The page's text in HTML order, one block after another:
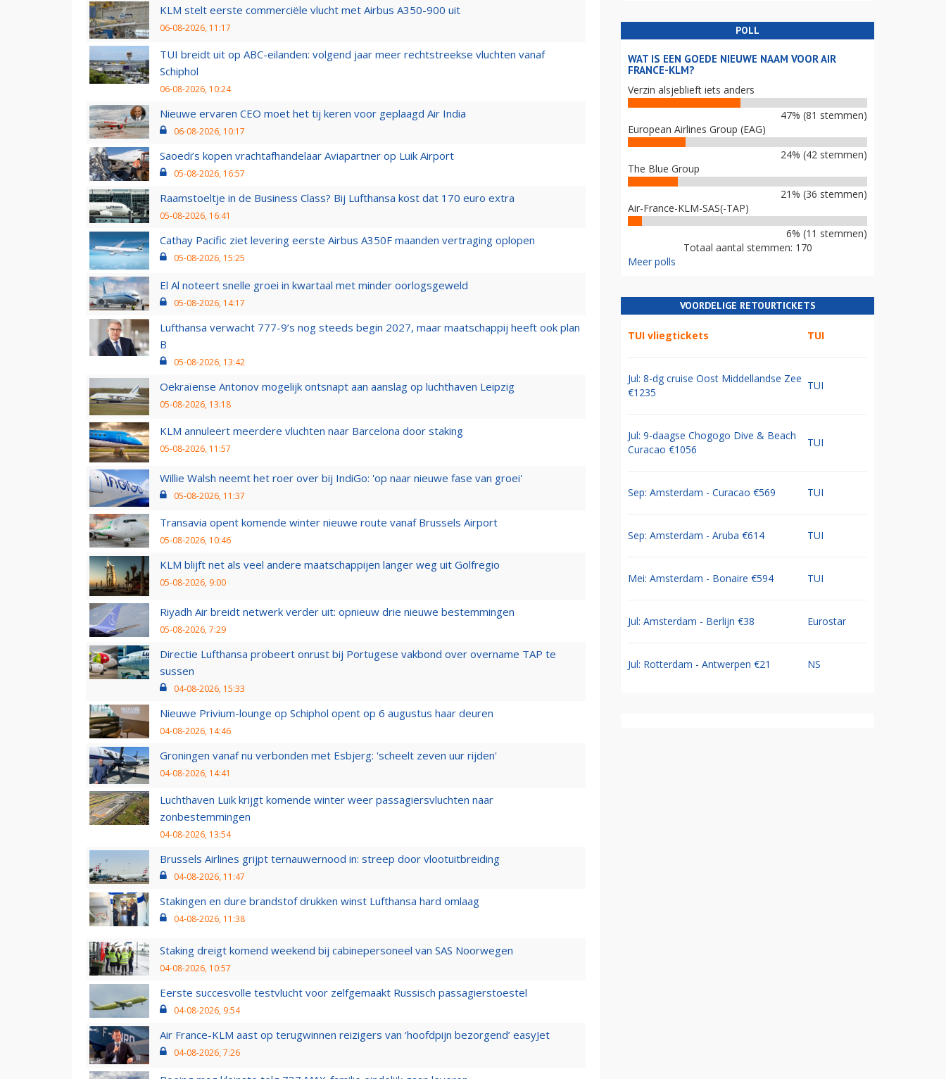
KLM stelt eerste commerciële vlucht met Airbus A350-900 uit
06-08-2026, 11:17
TUI breidt uit op ABC-eilanden: volgend jaar meer rechtstreekse vluchten vanaf
Schiphol
06-08-2026, 10:24
Nieuwe ervaren CEO moet het tij keren voor geplaagd Air India
06-08-2026, 10:17
Saoedi’s kopen vrachtafhandelaar Aviapartner op Luik Airport
05-08-2026, 16:57
Raamstoeltje in de Business Class? Bij Lufthansa kost dat 170 euro extra
05-08-2026, 16:41
Cathay Pacific ziet levering eerste Airbus A350F maanden vertraging oplopen
05-08-2026, 15:25
El Al noteert snelle groei in kwartaal met minder oorlogsgeweld
05-08-2026, 14:17
Lufthansa verwacht 777-9’s nog steeds begin 2027, maar maatschappij heeft ook plan
B
05-08-2026, 13:42
Oekraïense Antonov mogelijk ontsnapt aan aanslag op luchthaven Leipzig
05-08-2026, 13:18
KLM annuleert meerdere vluchten naar Barcelona door staking
05-08-2026, 11:57
Willie Walsh neemt het roer over bij IndiGo: 'op naar nieuwe fase van groei'
05-08-2026, 11:37
Transavia opent komende winter nieuwe route vanaf Brussels Airport
05-08-2026, 10:46
KLM blijft net als veel andere maatschappijen langer weg uit Golfregio
05-08-2026, 9:00
Riyadh Air breidt netwerk verder uit: opnieuw drie nieuwe bestemmingen
05-08-2026, 7:29
Directie Lufthansa probeert onrust bij Portugese vakbond over overname TAP te
sussen
04-08-2026, 15:33
Nieuwe Privium-lounge op Schiphol opent op 6 augustus haar deuren
04-08-2026, 14:46
Groningen vanaf nu verbonden met Esbjerg: 'scheelt zeven uur rijden'
04-08-2026, 14:41
Luchthaven Luik krijgt komende winter weer passagiersvluchten naar
zonbestemmingen
04-08-2026, 13:54
Brussels Airlines grijpt ternauwernood in: streep door vlootuitbreiding
04-08-2026, 11:47
Stakingen en dure brandstof drukken winst Lufthansa hard omlaag
04-08-2026, 11:38
Staking dreigt komend weekend bij cabinepersoneel van SAS Noorwegen
04-08-2026, 10:57
Eerste succesvolle testvlucht voor zelfgemaakt Russisch passagierstoestel
04-08-2026, 9:54
Air France-KLM aast op terugwinnen reizigers van ‘hoofdpijn bezorgend’ easyJet
04-08-2026, 7:26
POLL
WAT IS EEN GOEDE NIEUWE NAAM VOOR AIR
FRANCE-KLM?
Verzin alsjeblieft iets anders
47% (81 stemmen)
European Airlines Group (EAG)
24% (42 stemmen)
The Blue Group
21% (36 stemmen)
Air-France-KLM-SAS(-TAP)
6% (11 stemmen)
Totaal aantal stemmen: 170
Meer polls
VOORDELIGE RETOURTICKETS
TUI vliegtickets TUI
Jul: 8-dg cruise Oost Middellandse Zee
€1235
TUI
Jul: 9-daagse Chogogo Dive & Beach
Curacao €1056
TUI
Sep: Amsterdam - Curacao €569 TUI
Sep: Amsterdam - Aruba €614 TUI
Mei: Amsterdam - Bonaire €594 TUI
Jul: Amsterdam - Berlijn €38 Eurostar
Jul: Rotterdam - Antwerpen €21 NS